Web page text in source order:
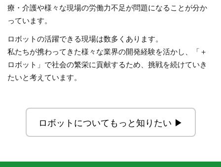
療・介護や様々な現場の労働力不足が問題になることが分か
っています。
ロボットの活躍できる現場は数多くあります。
私たちが携わってきた様々な業界の開発経験を活かし、「＋
ロボット」で社会の繁栄に貢献するため、挑戦を続けていき
たいと考えています。
ロボットについてもっと知りたい ▶︎